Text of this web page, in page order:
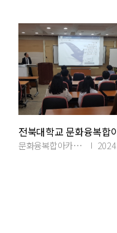
문화융복합아카이빙연구소